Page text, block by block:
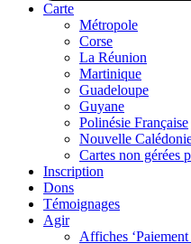
Carte
Métropole
Corse
La Réunion
Martinique
Guadeloupe
Guyane
Polinésie Française
Nouvelle
Cartes non gérées
Inscription
Dons
Témoignages
Agir
Affiches